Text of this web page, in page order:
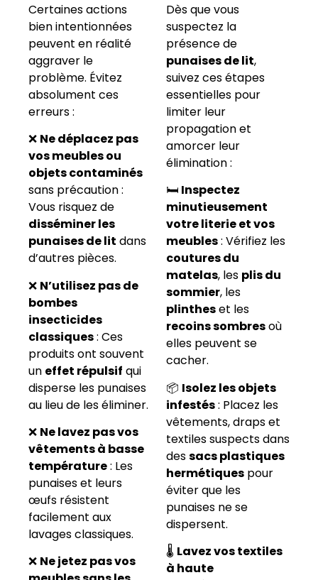
Certaines actions
bien intentionnées
peuvent en réalité
aggraver le
problème. Évitez
absolument ces
erreurs :
❌ Ne déplacez pas
vos meubles ou
objets contaminés
sans précaution :
Vous risquez de
disséminer les
punaises de lit dans
d’autres pièces.
❌ N’utilisez pas de
bombes
insecticides
classiques: Ces
produits ont souvent
un effet répulsif qui
disperse les punaises
au lieu de les éliminer.
❌ Ne lavez pas vos
vêtements à basse
température: Les
punaises et leurs
œufs résistent
facilement aux
lavages classiques.
❌ Ne jetez pas vos
Dès que vous
suspectez la
présence de
punaises de lit,
suivez ces étapes
essentielles pour
limiter leur
propagation et
amorcer leur
élimination :
🛏️ Inspectez
minutieusement
votre literie et vos
meubles: Vérifiez les
coutures du
matelas, les plis du
sommier, les
plintheset les
recoins sombresoù
elles peuvent se
cacher.
📦 Isolez les objets
infestés: Placez les
vêtements, draps et
textiles suspects dans
dessacs plastiques
hermétiques pour
éviter que les
punaises ne se
dispersent.
🌡️ Lavez vos textiles
à haute